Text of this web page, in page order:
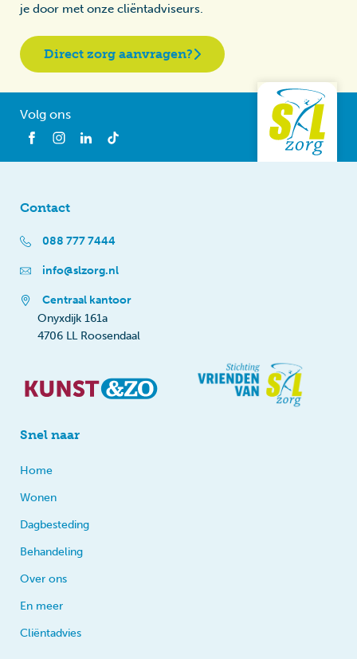
je door met onze cliëntadviseurs.
Direct zorg aanvragen?
Volg ons
Contact
088 777 7444
info@slzorg.nl
Centraal kantoor
Onyxdijk 161a
4706 LL Roosendaal
Snel naar
Home
Wonen
Dagbesteding
Behandeling
Over ons
En meer
Cliëntadvies